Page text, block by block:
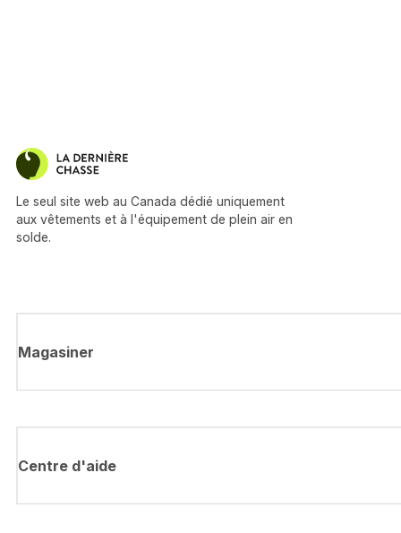
Le seul site web au Canada dédié uniquement
aux vêtements et à l'équipement de plein air en
solde.
Magasiner
Centre d'aide